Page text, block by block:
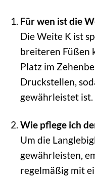
Für wen ist die
Die Weite K ist
breiteren Füßen
Platz im
Druckstellen,
gewährleistet ist.
Wie pflege ich
Um die
gewährleisten,
regelmäßig mit